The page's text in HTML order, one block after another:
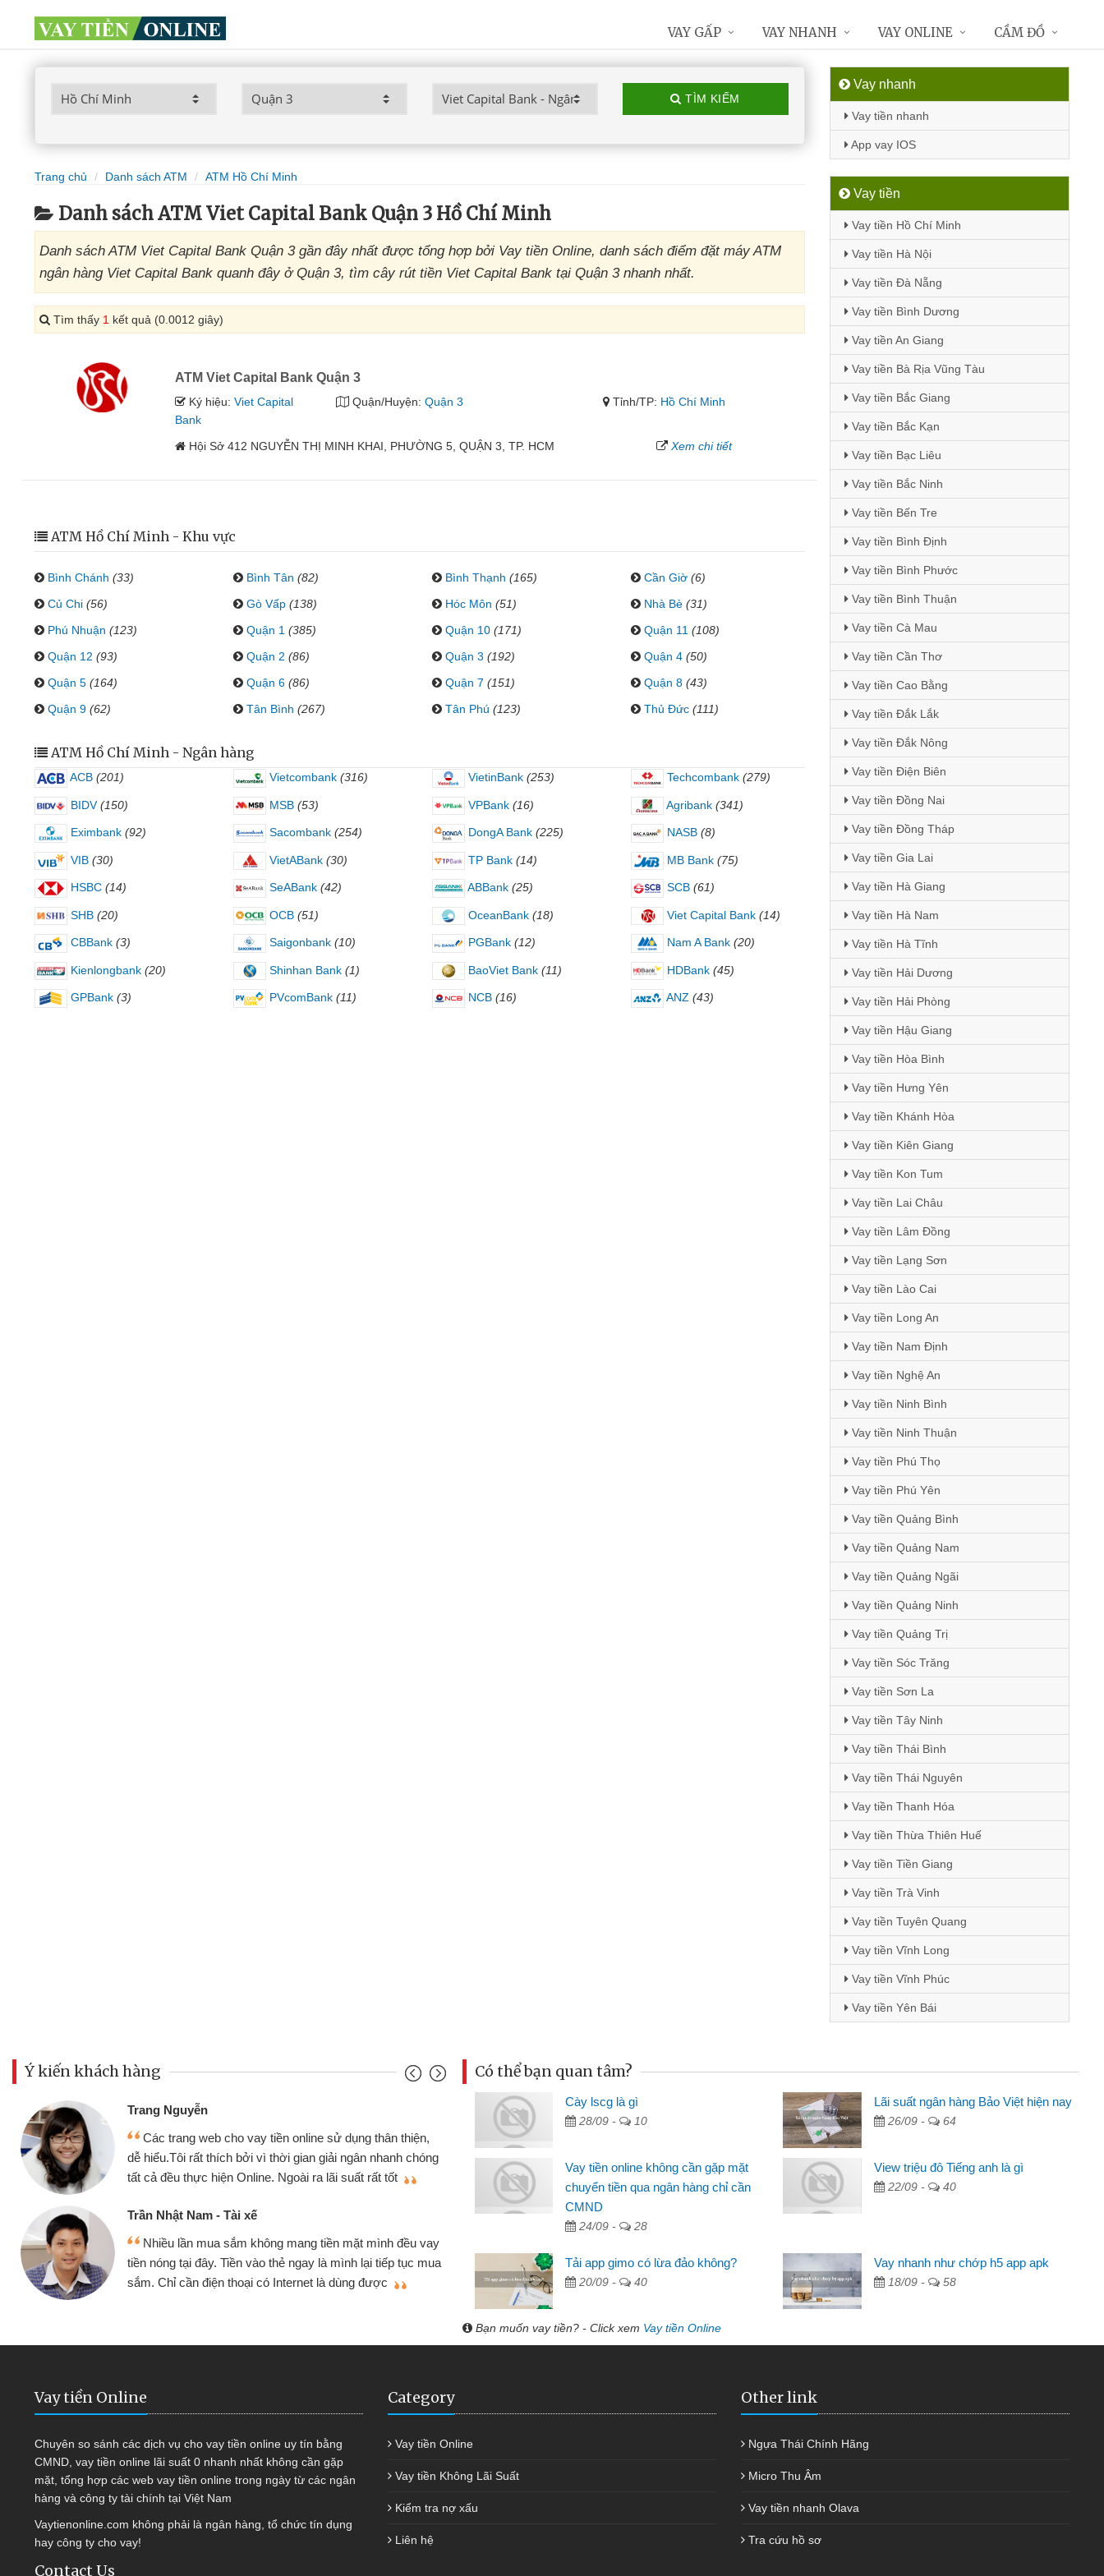
TÌM KIẾM
Trang chủ Danh sách ATM ATM Hồ Chí Minh
Danh sách ATM Viet Capital Bank Quận 3 Hồ Chí Minh
Danh sách ATM Viet Capital Bank Quận 3 gần đây nhất được tổng hợp bởi Vay tiền Online, danh sách điểm đặt máy ATM
ngân hàng Viet Capital Bank quanh đây ở Quận 3, tìm cây rút tiền Viet Capital Bank tại Quận 3 nhanh nhất.
Tìm thấy 1 kết quả (0.0012 giây)
ATM Viet Capital Bank Quận 3
Ký hiệu:Viet Capital
Bank
Quận/Huyện: Quận 3 Tỉnh/TP: Hồ Chí Minh
Hội Sở 412 NGUYỄN THỊ MINH KHAI, PHƯỜNG 5, QUẬN 3, TP. HCM Xem chi tiết
ATM Hồ Chí Minh - Khu vực
Bình Chánh (33) Bình Tân (82) Bình Thạnh (165) Cần Giờ (6)
Củ Chi (56) Gò Vấp (138) Hóc Môn (51) Nhà Bè (31)
Phú Nhuận (123) Quận 1 (385) Quận 10 (171) Quận 11 (108)
Quận 12 (93) Quận 2 (86) Quận 3 (192) Quận 4 (50)
Quận 5 (164) Quận 6 (86) Quận 7 (151) Quận 8 (43)
Quận 9 (62) Tân Bình (267) Tân Phú (123) Thủ Đức (111)
ATM Hồ Chí Minh - Ngân hàng
ACB (201) Vietcombank (316) VietinBank (253) Techcombank (279)
BIDV (150) MSB (53) VPBank (16) Agribank (341)
Eximbank (92) Sacombank (254) DongA Bank (225) NASB (8)
VIB (30) VietABank (30) TP Bank (14) MB Bank (75)
HSBC (14) SeABank (42) ABBank (25) SCB (61)
SHB (20) OCB (51) OceanBank (18) Viet Capital Bank (14)
CBBank (3) Saigonbank (10) PGBank (12) Nam A Bank (20)
Kienlongbank (20) Shinhan Bank (1) BaoViet Bank (11) HDBank (45)
GPBank (3) PVcomBank (11) NCB (16) ANZ (43)
Vay nhanh
Vay tiền nhanh
App vay IOS
Vay tiền
Vay tiền Hồ Chí Minh
Vay tiền Hà Nội
Vay tiền Đà Nẵng
Vay tiền Bình Dương
Vay tiền An Giang
Vay tiền Bà Rịa Vũng Tàu
Vay tiền Bắc Giang
Vay tiền Bắc Kạn
Vay tiền Bạc Liêu
Vay tiền Bắc Ninh
Vay tiền Bến Tre
Vay tiền Bình Định
Vay tiền Bình Phước
Vay tiền Bình Thuận
Vay tiền Cà Mau
Vay tiền Cần Thơ
Vay tiền Cao Bằng
Vay tiền Đắk Lắk
Vay tiền Đắk Nông
Vay tiền Điện Biên
Vay tiền Đồng Nai
Vay tiền Đồng Tháp
Vay tiền Gia Lai
Vay tiền Hà Giang
Vay tiền Hà Nam
Vay tiền Hà Tĩnh
Vay tiền Hải Dương
Vay tiền Hải Phòng
Vay tiền Hậu Giang
Vay tiền Hòa Bình
Vay tiền Hưng Yên
Vay tiền Khánh Hòa
Vay tiền Kiên Giang
Vay tiền Kon Tum
Vay tiền Lai Châu
Vay tiền Lâm Đồng
Vay tiền Lạng Sơn
Vay tiền Lào Cai
Vay tiền Long An
Vay tiền Nam Định
Vay tiền Nghệ An
Vay tiền Ninh Bình
Vay tiền Ninh Thuận
Vay tiền Phú Thọ
Vay tiền Phú Yên
Vay tiền Quảng Bình
Vay tiền Quảng Nam
Vay tiền Quảng Ngãi
Vay tiền Quảng Ninh
Vay tiền Quảng Trị
Vay tiền Sóc Trăng
Vay tiền Sơn La
Vay tiền Tây Ninh
Vay tiền Thái Bình
Vay tiền Thái Nguyên
Vay tiền Thanh Hóa
Vay tiền Thừa Thiên Huế
Vay tiền Tiền Giang
Vay tiền Trà Vinh
Vay tiền Tuyên Quang
Vay tiền Vĩnh Long
Vay tiền Vĩnh Phúc
Vay tiền Yên Bái
VAY GẤP VAY NHANH VAY ONLINE CẦM ĐỒ
Ý kiến khách hàng
online sử dụng thân thiện,
gian giải ngân nhanh chóng
ra lãi suất rất tốt
tiền mặt mình đều vay
ngay là mình lại tiếp tục mua
là dùng được
Mình cần tiền gấp nên định cầm cố chiếc xe wave
nhưng thật may đã có gói vay tiền bằng CMND online
không cần gặp mặt nên rất tiện lợi, sẽ giới thiệu cho bạn
bè biết
Tôi kinh doanh buôn bán nhỏ lẻ nhiều lúc cần vốn nhập
hàng, nhờ biết đến website qua bạn bè giới thiệu tôi đã giải
quyết được công việc của mình nhanh chóng
Mai Lan - Sinh viên
Tôi biết đến thông qua quảng cáo trên facebook. Tôi là
sinh viên nên cần đóng tiền nhà, sinh nhật bạn bè, mà đọc
thấy thủ tục nhanh gọn nên tôi quyết định vay
Lâm Minh Chánh
cần có 2 triệu để giải quyết việc riêng, trong 1-2 ngày tôi trả
được thôi. Cảm ơn đã giúp tôi kịp thời và nhanh chóng
Có thể bạn quan tâm?
Cày lscg là gì
28/09 - 10
Lãi suất ngân hàng Bảo Việt hiện nay
26/09 - 64
Vay tiền online không cần gặp mặt
chuyển tiền qua ngân hàng chỉ cần
CMND
24/09 - 28
View triệu đô Tiếng anh là gì
22/09 - 40
Tải app gimo có lừa đảo không?
20/09 - 40
Vay nhanh như chớp h5 app apk
18/09 - 58
Bạn muốn vay tiền? - Click xem Vay tiền Online
Vay tiền Online
Chuyên so sánh các dịch vụ cho vay tiền online uy tín bằng
CMND, vay tiền online lãi suất 0 nhanh nhất không cần gặp
mặt, tổng hợp các web vay tiền online trong ngày từ các ngân
hàng và công ty tài chính tại Việt Nam
Vaytienonline.com không phải là ngân hàng, tổ chức tín dụng
hay công ty cho vay!
Contact Us
Category
Vay tiền Online
Vay tiền Không Lãi Suất
Kiểm tra nợ xấu
Liên hệ
Other link
Ngựa Thái Chính Hãng
Micro Thu Âm
Vay tiền nhanh Olava
Tra cứu hồ sơ